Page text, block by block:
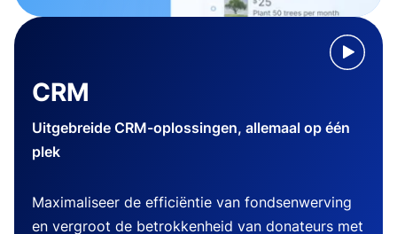
CRM
Uitgebreide CRM-oplossingen, allemaal op één
plek
Maximaliseer de efficiëntie van fondsenwerving
en vergroot de betrokkenheid van donateurs met